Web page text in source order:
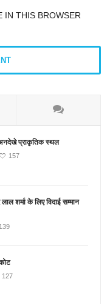
IN THIS BROWSER
अनदेखे प्राकृतिक स्थल
157
शर्मा के लिए विदाई सम्मान
139
127